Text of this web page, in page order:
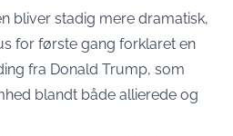
bliver stadig mere dramatisk,
for første gang forklaret en
fra Donald Trump, som
blandt både allierede og